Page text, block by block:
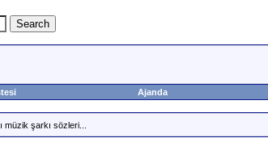
Ajanda
müzik şarkı sözleri...